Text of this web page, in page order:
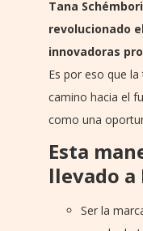
Tana
revolucionado
innovadoras
Es por eso que
camino hacia el
como una
Esta
llevado a
Ser la